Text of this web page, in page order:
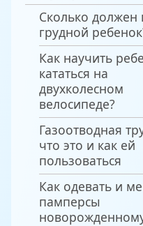
Сколько должен
грудной
Как научить
кататься на
двухколесном
велосипеде?
Газоотводная
что это и как ей
пользоваться
Как одевать и
памперсы